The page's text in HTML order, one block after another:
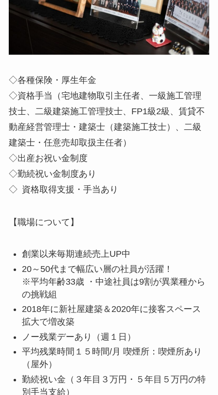
◇各種保険・厚生年金
◇資格手当（宅地建物取引主任者、一級施工管理
技士、二級建築施工管理技士、FP1級2級、賃貸不
動産経営管理士・建築士（建築施工技士）、二級
建築士・任意売却取扱主任者）
◇出産お祝い金制度
◇勤続祝い金制度あり
◇ 資格取得支援・手当あり
【職場について】
創業以来毎期連続売上UP中
20～50代まで幅広い層の社員が活躍！
※平均年齢33歳 ・中途社員は9割が異業種から
の挑戦組
2018年に新社屋建築＆2020年に接客スペース
拡大で増改築
ノー残業デーあり（週１日）
平均残業時間１５時間/月 喫煙所：喫煙所あり
（屋外）
勤続祝い金（３年目３万円・５年目５万円の特
別手当支給）